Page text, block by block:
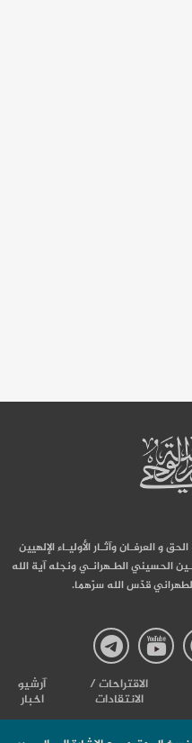
و العرفـان وآثـار الأوليـاء الإلهيين
الحسيني الطـهرانـي ونجله آية الله
قدّس الله سرّهما.
صفحة
الاقتراحات /
الانتقادات
آرشیو
اخبار